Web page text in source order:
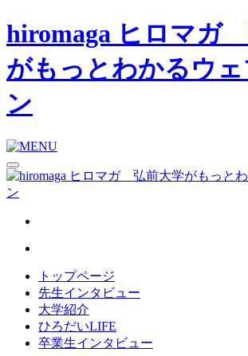
hiromaga ヒロマガ
がもっとわかるウ
ン
トップページ
先生インタビュー
大学紹介
ひろだいLIFE
卒業生インタビュー